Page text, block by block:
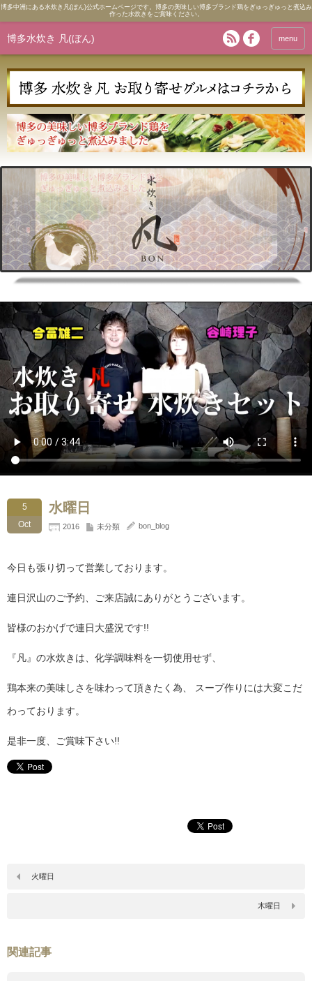
博多中洲にある水炊き凡(ぼん)公式ホームページです。博多の美味しい博多ブランド鶏をぎゅっぎゅっと煮込み
作った水炊きをご賞味ください。
博多水炊き 凡(ぼん) menu
5
Oct
水曜日
2016 未分類 bon_blog
今日も張り切って営業しております。
連日沢山のご予約、ご来店誠にありがとうございます。
皆様のおかげで連日大盛況です!!
『凡』の水炊きは、化学調味料を一切使用せず、
鶏本来の美味しさを味わって頂きたく為、 スープ作りには大変こだ
わっております。
是非一度、ご賞味下さい!!
火曜日
木曜日
関連記事